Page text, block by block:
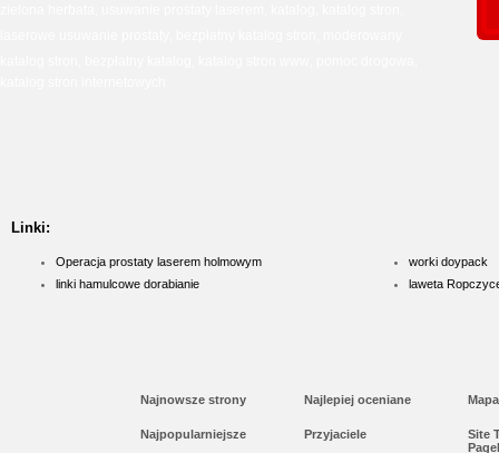
Linki:
Operacja prostaty laserem holmowym
linki hamulcowe dorabianie
worki doypack
laweta
Najnowsze strony Najlepiej oceniane
Najpopularniejsze Przyjaciele
Site